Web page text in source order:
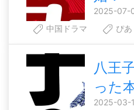
2025-07-
中国ドラマ
ぴあ
八王
った
2025-03-